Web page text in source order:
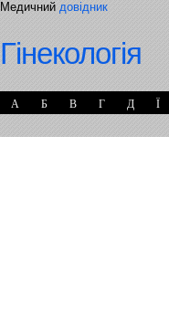
Медичний довідник
Гінекологія
А Б В Г Д Ї